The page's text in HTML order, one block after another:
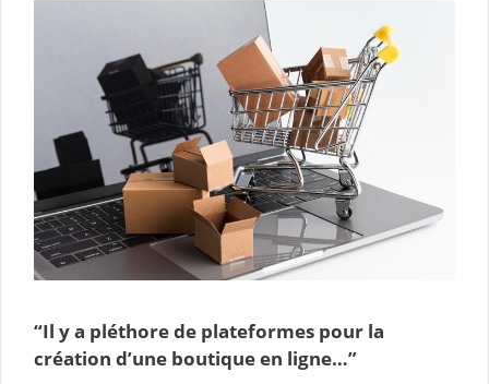
“Il y a pléthore de plateformes pour la
création d’une boutique en ligne…”